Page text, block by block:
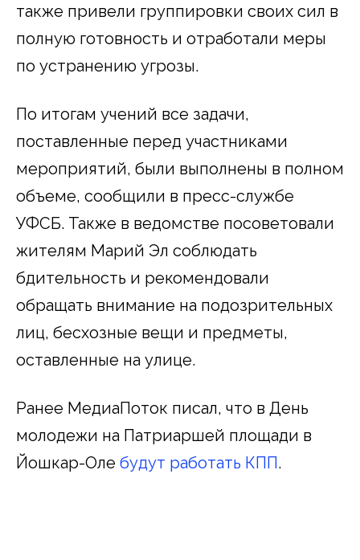
также привели группировки своих сил в
полную готовность и отработали меры
по устранению угрозы.
По итогам учений все задачи,
поставленные перед участниками
мероприятий, были выполнены в полном
объеме, сообщили в пресс-службе
УФСБ. Также в ведомстве посоветовали
жителям Марий Эл соблюдать
бдительность и рекомендовали
обращать внимание на подозрительных
лиц, бесхозные вещи и предметы,
оставленные на улице.
Ранее МедиаПоток писал, что в День
молодежи на Патриаршей площади в
Йошкар-Оле будут работать КПП.